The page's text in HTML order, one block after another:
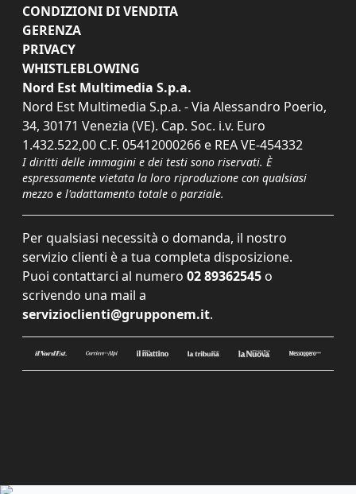
CONDIZIONI DI VENDITA
GERENZA
PRIVACY
WHISTLEBLOWING
Nord Est Multimedia S.p.a.
Nord Est Multimedia S.p.a. - Via Alessandro Poerio,
34, 30171 Venezia (VE). Cap. Soc. i.v. Euro
1.432.522,00 C.F. 05412000266 e REA VE-454332
I diritti delle immagini e dei testi sono riservati. È
espressamente vietata la loro riproduzione con qualsiasi
mezzo e l'adattamento totale o parziale.
Per qualsiasi necessità o domanda, il nostro
servizio clienti è a tua completa disposizione.
Puoi contattarci al numero 02 89362545 o
scrivendo una mail a
servizioclienti@grupponem.it.